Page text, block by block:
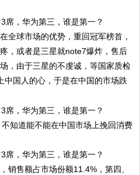
全球市场的优势，重回冠军榜首，
，或者是三星就note7爆炸，售后
，由于三星的不虔诚，等国家质检
中国人的心，于是在中国的市场跌
知道能不能在中国市场上挽回消费
销售额占市场份额11.4%，第四、